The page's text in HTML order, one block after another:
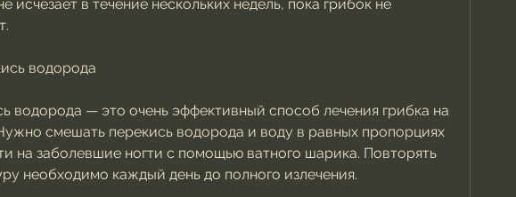
исчезает в течение нескольких недель, пока грибок не
водорода
водорода — это очень эффективный способ лечения грибка на
смешать перекись водорода и воду в равных пропорциях
на заболевшие ногти с помощью ватного шарика. Повторять
необходимо каждый день до полного излечения.